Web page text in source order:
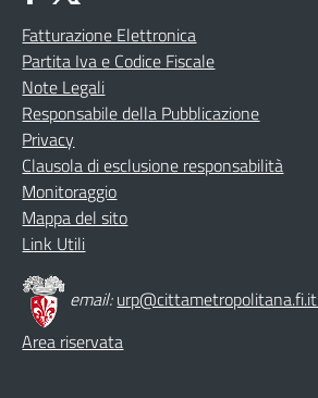
Fatturazione Elettronica
Partita Iva e Codice Fiscale
Note Legali
Responsabile della Pubblicazione
Privacy
Clausola di esclusione responsabilità
Monitoraggio
Mappa del sito
Link Utili
email:urp@cittametropolitana.fi.it
Area riservata